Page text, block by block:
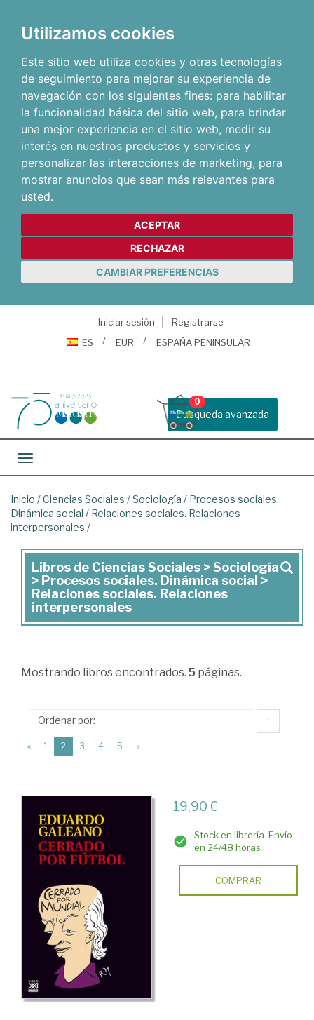
Utilizamos cookies
Este sitio web utiliza cookies y otras tecnologías
de seguimiento para mejorar su experiencia de
navegación con los siguientes fines: para habilitar
la funcionalidad básica del sitio web, para brindar
una mejor experiencia en el sitio web, medir su
interés en nuestros productos y servicios y
personalizar las interacciones de marketing, para
mostrar anuncios que sean más relevantes para
usted.
ACEPTAR
RECHAZAR
CAMBIAR PREFERENCIAS
Iniciar sesión
Registrarse
ES
EUR ESPAÑA PENINSULAR
Busqueda avanzada
0
Toggle navigation
Inicio /Ciencias Sociales /Sociología / Procesos sociales.
Dinámica social / Relaciones sociales. Relaciones
interpersonales /
Libros
de
Ciencias
Sociología
>
Procesos
sociales.
social
Relaciones
sociales.
interpersonales
Libros de Ciencias Sociales > Sociología
> Procesos sociales. Dinámica social >
Relaciones sociales. Relaciones
interpersonales
Mostrando libros encontrados. 5 páginas.
↑
« 1 2 (current)
3 4 5 »
19,90 €
Stock en librería. Envío
en 24/48 horas
COMPRAR